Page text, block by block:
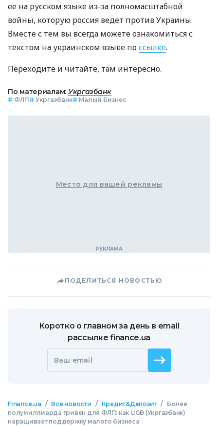
ее на русском языке из-за полномасштабной
войны, которую россия ведет против Украины.
Вместе с тем вы всегда можете ознакомиться с
текстом на украинском языке поссылке.
Переходите и читайте, там интересно.
По материалам: Укргазбанк
# ФЛП# Укргазбанк# Малый Бизнес
Место для вашей рекламы
ПОДЕЛИТЬСЯ НОВОСТЬЮ
Коротко о главном за день в email
рассылке finance.ua
Ваш email
Finance.ua / Все новости / Кредит&Депозит /
Более
полумиллиарда гривен для ФЛП: как UGB (Укргазбанк)
наращивает поддержку малого бизнеса